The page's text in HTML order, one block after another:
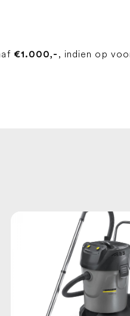
€1.000,- , indien op